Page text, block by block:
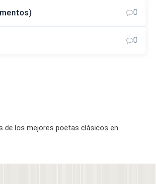
0
0
de los mejores poetas clásicos en